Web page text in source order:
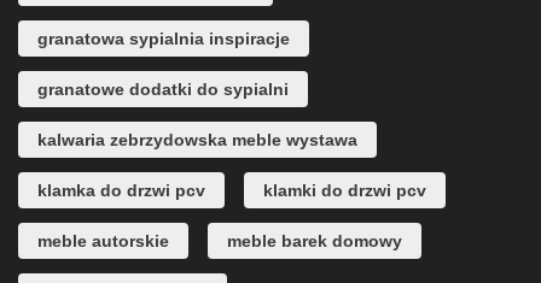
granatowa sypialnia inspiracje
granatowe dodatki do sypialni
kalwaria zebrzydowska meble wystawa
klamka do drzwi pcv klamki do drzwi pcv
meble autorskie meble barek domowy